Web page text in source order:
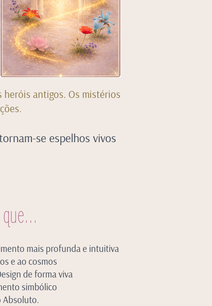
heróis antigos. Os mistérios
se espelhos vivos
...​
mais profunda e intuitiva
e ao cosmos
de forma viva
simbólico
Absoluto.